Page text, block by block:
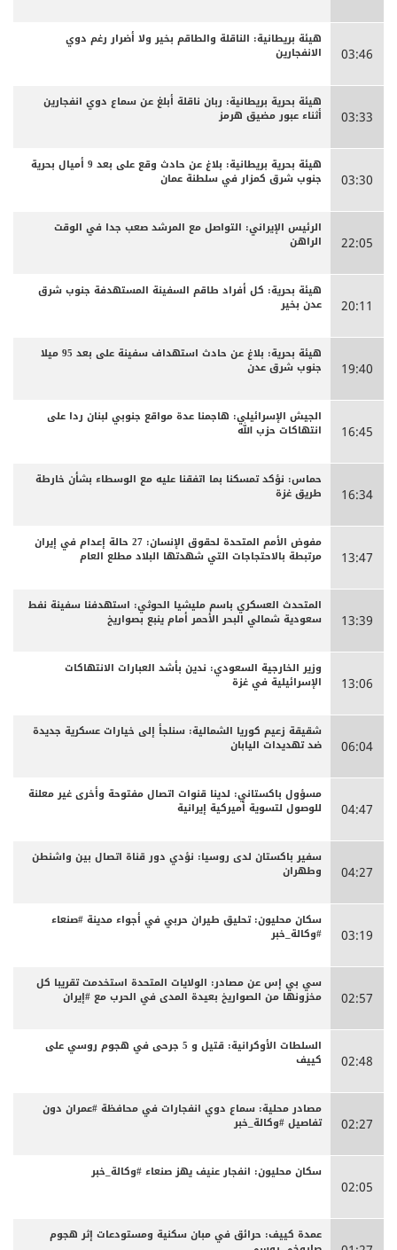
03:46
هيئة بريطانية: الناقلة والطاقم بخير ولا أضرار رغم دوي
الانفجارين
03:33
هيئة بحرية بريطانية: ربان ناقلة أبلغ عن سماع دوي انفجارين
أثناء عبور مضيق هرمز
03:30
هيئة بحرية بريطانية: بلاغ عن حادث وقع على بعد 9 أميال بحرية
جنوب شرق كمزار في سلطنة عمان
22:05
الرئيس الإيراني: التواصل مع المرشد صعب جدا في الوقت
الراهن
20:11
هيئة بحرية: كل أفراد طاقم السفينة المستهدفة جنوب شرق
عدن بخير
19:40
هيئة بحرية: بلاغ عن حادث استهداف سفينة على بعد 95 ميلا
جنوب شرق عدن
16:45
الجيش الإسرائيلي: هاجمنا عدة مواقع جنوبي لبنان ردا على
انتهاكات حزب الله
16:34
حماس: نؤكد تمسكنا بما اتفقنا عليه مع الوسطاء بشأن خارطة
طريق غزة
13:47
مفوض الأمم المتحدة لحقوق الإنسان: 27 حالة إعدام في إيران
مرتبطة بالاحتجاجات التي شهدتها البلاد مطلع العام
13:39
المتحدث العسكري باسم مليشيا الحوثي: استهدفنا سفينة نفط
سعودية شمالي البحر الأحمر أمام ينبع بصواريخ
13:06
وزير الخارجية السعودي: ندين بأشد العبارات الانتهاكات
الإسرائيلية في غزة
06:04
شقيقة زعيم كوريا الشمالية: سنلجأ إلى خيارات عسكرية جديدة
ضد تهديدات اليابان
04:47
مسؤول باكستاني: لدينا قنوات اتصال مفتوحة وأخرى غير معلنة
للوصول لتسوية أميركية إيرانية
04:27
سفير باكستان لدى روسيا: نؤدي دور قناة اتصال بين واشنطن
وطهران
03:19
سكان محليون: تحليق طيران حربي في أجواء مدينة #صنعاء
#وكالة_خبر
02:57
سي بي إس عن مصادر: الولايات المتحدة استخدمت تقريبا كل
مخزونها من الصواريخ بعيدة المدى في الحرب مع #إيران
02:48
السلطات الأوكرانية: قتيل و 5 جرحى في هجوم روسي على
كييف
02:27
مصادر محلية: سماع دوي انفجارات في محافظة #عمران دون
تفاصيل #وكالة_خبر
02:05
سكان محليون: انفجار عنيف يهز صنعاء #وكالة_خبر
عمدة كييف: حرائق في مبان سكنية ومستودعات إثر هجوم